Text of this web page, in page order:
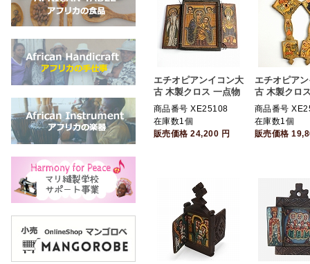
エチオピアンイコン大
古 木製クロス 一点物
商品番号 XE25108
在庫数1個
販売価格24,200 円
エチオピア
古 木製クロ
商品番号
在庫数1個
販売価格